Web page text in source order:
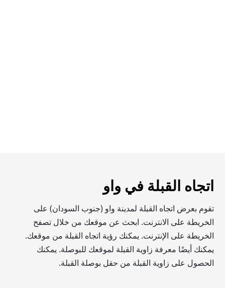
اتجاه القبلة في واو‎
تقوم بعرض اتجاه القبلة لمدينة واو‎ (جنوب السودان) على
الخريطة على الانترنت. ابحث عن موقعك من خلال تصفح
الخريطة على الإنترنت. يمكنك رؤية اتجاه القبلة من موقعك.
يمكنك أيضًا معرفة زاوية القبلة لموقعك للبوصلة. يمكنك
الحصول على زاوية القبلة من حقل بوصلة القبلة.